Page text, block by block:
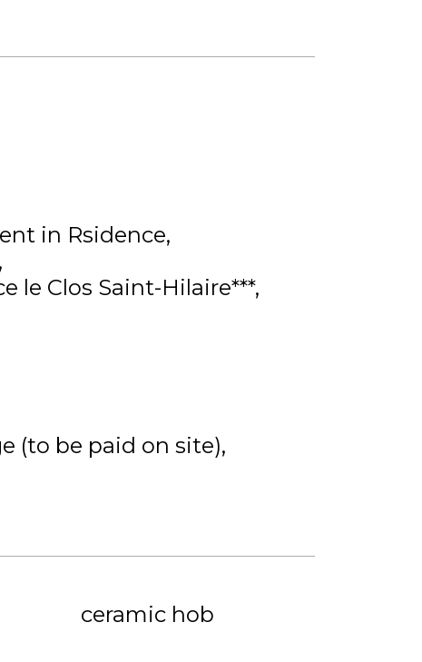
in Rsidence
le Clos Saint-Hilaire***
(to be paid on site)
ceramic hob